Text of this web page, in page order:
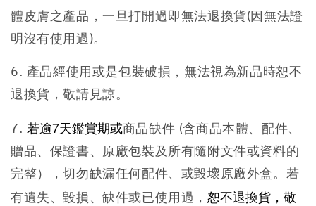
體皮膚之產品，一旦打開過即無法退換貨(因無法證
明沒有使用過)。
6. 產品經使用或是包裝破損，無法視為新品時恕不
退換貨，敬請見諒。
7. 若逾7天鑑賞期或商品缺件 (含商品本體、配件、
贈品、保證書、原廠包裝及所有隨附文件或資料的
完整），切勿缺漏任何配件、或毀壞原廠外盒。若
有遺失、毀損、缺件或已使用過，恕不退換貨，敬